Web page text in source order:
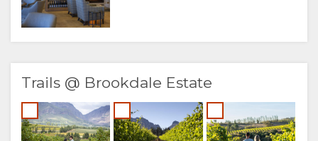
Trails @ Brookdale Estate